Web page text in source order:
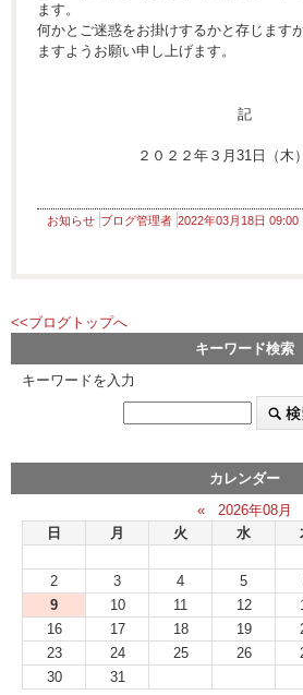
ます。
何かとご迷惑をお掛けするかと存じます
ますようお願い申し上げます。
記
２０２２年３月31日（
お知らせ ブログ管理者 2022年03月18日 09:00
<<ブログトップへ
キーワード検索
キーワードを入力
カレンダー
«
2026年08月
日
月 火 水
2
3 4 5
9
10 11 12
16
17 18 19
23
24 25 26
30
31